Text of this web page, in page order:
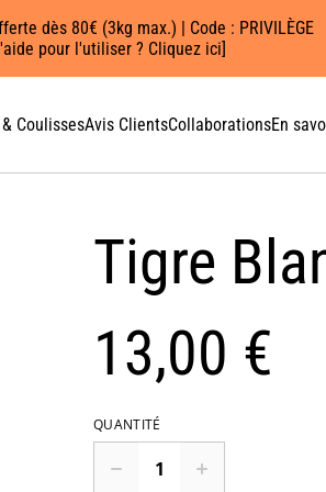
dès 80€ (3kg max.) | Code : PRIVILÈGE
pour l'utiliser ? Cliquez ici]
CoulissesAvis ClientsCollaborationsEn
Tigre
13,00 €
QUANTITÉ